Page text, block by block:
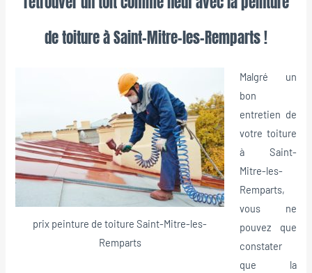
de toiture à Saint-Mitre-les-Remparts !
prix peinture de toiture Saint-Mitre-les-
Remparts
Malgré un
bon
entretien de
votre toiture
à Saint-
Mitre-les-
Remparts,
vous ne
pouvez que
constater
que la